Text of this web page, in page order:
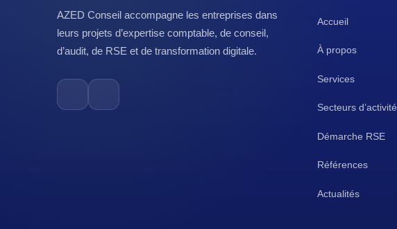
AZED Conseil accompagne les entreprises dans
leurs projets d’expertise comptable, de conseil,
d’audit, de RSE et de transformation digitale.
Accueil
À propos
Services
Secteurs d’activité
Démarche RSE
Références
Actualités